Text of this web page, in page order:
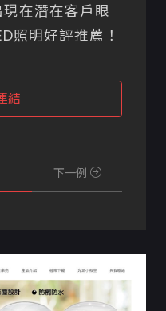
在潛在客戶眼
照明好評推薦！
結
下一例